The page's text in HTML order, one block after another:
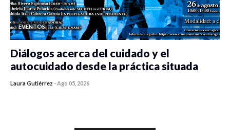
EVENTOS
Diálogos acerca del cuidado y el
autocuidado desde la práctica situada
Laura Gutiérrez -Ago 05, 2026